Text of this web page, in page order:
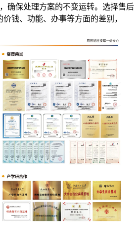
确保处理方案的不变运转。选择售后
钱、功能、办事等方面的差别，